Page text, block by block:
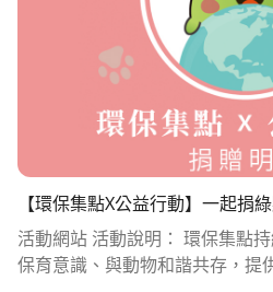
0/17匯款)1000無名氏(11/4匯款
0無名氏(11/14匯款)1000無名氏
22匯款)1000無名氏(12/22匯款
吳怡瑩900王亭茹900沈岱900林
R.800無名氏(2/10匯款)740甘小
泳翰600劉家如600王彥翔600林
600陳忻500王穎婷500咪路
00沈*業(劃撥)500陳*助(劃撥
0吳尹婷300莊恬青300千之商行
*宜300姚芊嬅300游瑋慈300何
陳殿昇300黃晨峰250李青霞250
【環保集點X公益行動】一起捐
明細
活動網站 活動說明： 環保集點持續推動環保公益，為推廣保育意識、與動物和諧共存，提供綠點捐贈服務，邀請社會大眾一同共襄盛舉，捐贈綠點做愛心，支持 Taiwan SPCA 在動物保護的路上繼續努力，讓愛X無限大！ 公益活動雙重奏： ★常態活動☆ 2022.12.09起，登入環保集點帳戶，至【電子優惠券】選擇您欲捐贈的動保團體，完成綠點捐贈做愛心。 ★期間限定(已截止)☆ 2022.12.09~2022.12.31會員每捐贈1筆，環保集點加碼再捐1,000綠點。 ※每團體最高加碼上限為50萬綠點。 2023十二月捐贈明細 環保集點特約商消點明細 特約商：社團法人台灣友善動物協會 項次 捐贈日期 捐贈序號 捐贈面額(點數) 1 2023-12-01 23:15:11.227 7734201442 1,000 2 2023-12-01 23:15:11.540 6570141466 1,000 3 2023-12-04 02:37:01.067 2085314850 1,000 4 2023-12-04 15:43:08.513 8828003315 1,000 5 2023-12-04 19:19:12.200 5711582251 1,000 6 2023-12-04 19:19:12.620 2076020010 1,000 7 2023-12-04 19:19:12.777 1822868044 1,000 8 2023-12-04 19:19:13.027 4053521224 1,000 9 2023-12-04 19:19:13.323 7670671733 1,000 10 2023-12-04 19:55:52.737 6604762011 1,000 11 2023-12-04 22:03:38.580 8858778523 1,000 12 2023-12-04 22:09:40.693 1867343550 1,000 13 2023-12-04 22:09:41.240 4506351666 1,000 14 2023-12-04 22:17:29.403 2814387038 1,000 15 2023-12-04 22:24:30.740 2622746465 1,000 16 2023-12-04 22:24:31.177 2511476233 1,000 17 2023-12-04 22:24:31.663 8383365272 1,000 18 2023-12-04 22:24:32.023 7611488237 1,000 19 2023-12-04 22:24:32.367 6043835570 1,000 20 2023-12-04 22:24:56.007 3086542303 1,000 21 2023-12-04 22:24:56.380 7601473258 1,000 22 2023-12-04 22:24:56.740 1756212500 1,000 23 2023-12-04 22:24:57.193 0660833873 1,000 24 2023-12-04 22:24:57.630 6364840574 1,000 25 2023-12-04 22:36:06.957 7041821271 1,000 26 2023-12-04 23:11:35.273 6680306206 1,000 27 2023-12-04 23:11:35.523 2482465388 1,000 28 2023-12-04 23:11:35.790 1228314324 1,000 29 2023-12-04 23:11:36.103 1622446853 1,000 30 2023-12-04 23:11:36.493 2612266721 1,000 31 2023-12-04 23:15:47.373 5688461261 1,000 32 2023-12-04 23:33:17.343 3772607514 1,000 33 2023-12-05 01:25:10.823 6342733148 1,000 34 2023-12-05 01:38:41.137 6436152621 1,000 35 2023-12-05 09:52:14.990 0452023472 1,000 36 2023-12-05 11:50:49.440 7523166645 1,000 37 2023-12-05 17:06:11.340 1111401050 1,000 38 2023-12-05 17:23:09.780 2821634151 1,000 39 2023-12-05 20:56:15.223 5388845244 1,000 40 2023-12-05 21:24:11.613 0751414567 1,000 41 2023-12-05 21:37:28.173 3354540352 1,000 42 2023-12-05 21:37:28.597 5802563634 1,000 43 2023-12-05 21:37:28.893 0123211650 1,000 44 2023-12-05 21:37:29.313 5223630834 1,000 45 2023-12-05 21:37:29.627 5616762373 1,000 46 2023-12-05 21:38:08.863 2432736774 1,000 47 2023-12-05 21:38:09.173 8212666224 1,000 48 2023-12-05 21:38:09.423 2838726723 1,000 49 2023-12-05 21:38:09.643 0270268430 1,000 50 2023-12-05 23:04:30.533 5884251324 1,000 51 2023-12-06 00:45:22.267 7183061510 1,000 52 2023-12-06 00:45:22.717 1634307378 1,000 53 2023-12-06 03:03:47.180 4403488884 1,000 54 2023-12-06 08:31:51.153 7665123853 1,000 55 2023-12-06 17:02:24.837 2635744354 1,000 56 2023-12-06 22:05:47.300 7475623585 1,000 57 2023-12-07 16:04:29.193 4426287887 1,000 58 2023-12-07 16:20:05.770 0233345256 1,000 59 2023-12-08 22:13:49.393 6222835456 1,000 60 2023-12-09 21:29:55.600 4853775743 1,000 61 2023-12-10 15:57:04.387 6524823543 1,000 62 2023-12-11 00:06:46.410 6668364646 1,000 63 2023-12-13 22:44:31.507 8210435057 1,000 64 2023-12-13 22:44:31.773 7046375072 1,000 65 2023-12-13 22:44:32.070 5882224006 1,000 66 2023-12-13 22:44:32.367 1114862032 1,000 67 2023-12-13 22:44:32.710 7784812463 1,000 68 2023-12-14 14:39:39.443 7650233415 1,000 69 2023-12-14 20:14:11.323 5134801064 1,000 70 2023-12-15 16:17:48.673 8114816210 1,000 71 2023-12-15 16:17:49.017 6442148264 1,000 72 2023-12-15 23:43:28.893 0300108184 1,000 73 2023-12-16 16:24:14.490 4500385413 1,000 74 2023-12-17 17:26:23.257 0414782435 1,000 75 2023-12-18 22:45:41.460 4646134307 1,000 76 2023-12-18 22:45:41.787 4252002767 1,000 77 2023-12-18 22:55:51.533 8426225888 1,000 78 2023-12-18 22:55:51.830 2248468378 1,000 79 2023-12-19 17:56:55.700 7476635185 1,000 80 2023-12-22 14:39:27.597